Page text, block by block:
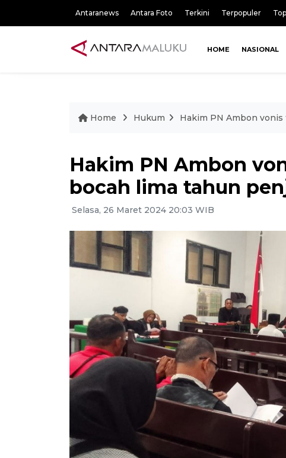
Antaranews Antara Foto Terkini Terpopuler
HOME NASIONAL
Home Hukum Hakim PN Ambon
Hakim PN Ambon
bocah lima tahun
Selasa, 26 Maret 2024 20:03 WIB